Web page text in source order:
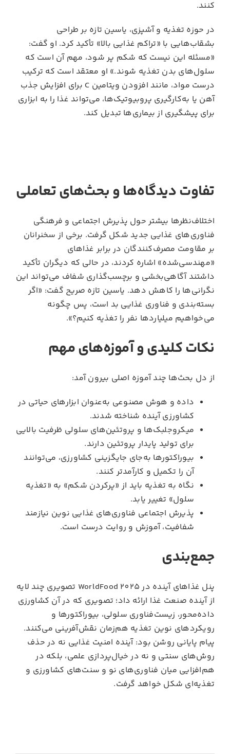
کنند.
در حوزه تغذیه و آشپزی، یاسین تازه بر طراحی
بشقاب‌هایی با «تراکم غذایی بالا» تأکید کرد. او گفت:
«مسئله این نیست که شکم پر شود، مهم آن است که
سلول‌های بدن تغذیه شوند.» او معتقد است که ترکیب
درست مواد، مانند افزودن ویتامین C برای افزایش جذب
آهن یا به‌کارگیری پروبیوتیک‌ها، می‌تواند غذا را به ابزاری
برای پیشگیری از بیماری‌ها تبدیل کند.
تفاوت دیدگاه‌ها و بحث‌های تعاملی
اختلاف‌نظرها بیشتر حول پذیرش اجتماعی و فرهنگی
فناوری‌های غذایی جدید شکل گرفت. برخی از سخنرانان
بر مقاومت مصرف‌کنندگان در برابر غذاهای
«مهندسی‌شده» اشاره کردند، در حالی که دیگران تأکید
داشتند آگاهی‌بخشی و برچسب‌گذاری شفاف می‌تواند این
نگرانی‌ها را کاهش دهد. یاسین تازه صریح گفت: «اگر
بسته‌بندی و فناوری غذایی بد است، پس چگونه
می‌خواهیم میلیاردها نفر را تغذیه کنیم؟».
نکات کلیدی و آموزه‌های مهم
از دل بحث‌ها چند آموزه اصلی بیرون آمد:
داده و هوش مصنوعی به‌عنوان ابزارهای حیاتی در
کشاورزی آینده شناخته شدند.
میکروجلبک‌ها و پروتئین‌های سلولی ظرفیت بالایی
برای تولید پایدار پروتئین دارند.
بیوراکتورها به‌جای جایگزینی کشاورزی، می‌توانند
آن را تکمیل و کارآمدتر کنند.
نگاه به تغذیه باید از «پرکردن شکم» به «تغذیه
سلول» تغییر یابد.
پذیرش اجتماعی فناوری‌های غذایی نوین نیازمند
شفافیت، آموزش و روایت درست است.
جمع‌بندی
پنل غذاهای آینده در WorldFood 2025 تصویری چند لایه
از آینده صنعت غذا ارائه داد؛ تصویری که در آن کشاورزی
داده‌محور، زیست‌فناوری سلولی، بیوراکتورها و
رویکردهای نوین تغذیه هم‌زمان نقش‌آفرینی می‌کنند.
پیام پایانی روشن بود: آینده امنیت غذایی نه در حذف
روش‌های سنتی و نه در خیال‌پردازی علمی، بلکه در
هم‌افزایی میان فناوری‌های نو و سنت‌های کشاورزی و
تغذیه‌ای شکل خواهد گرفت.